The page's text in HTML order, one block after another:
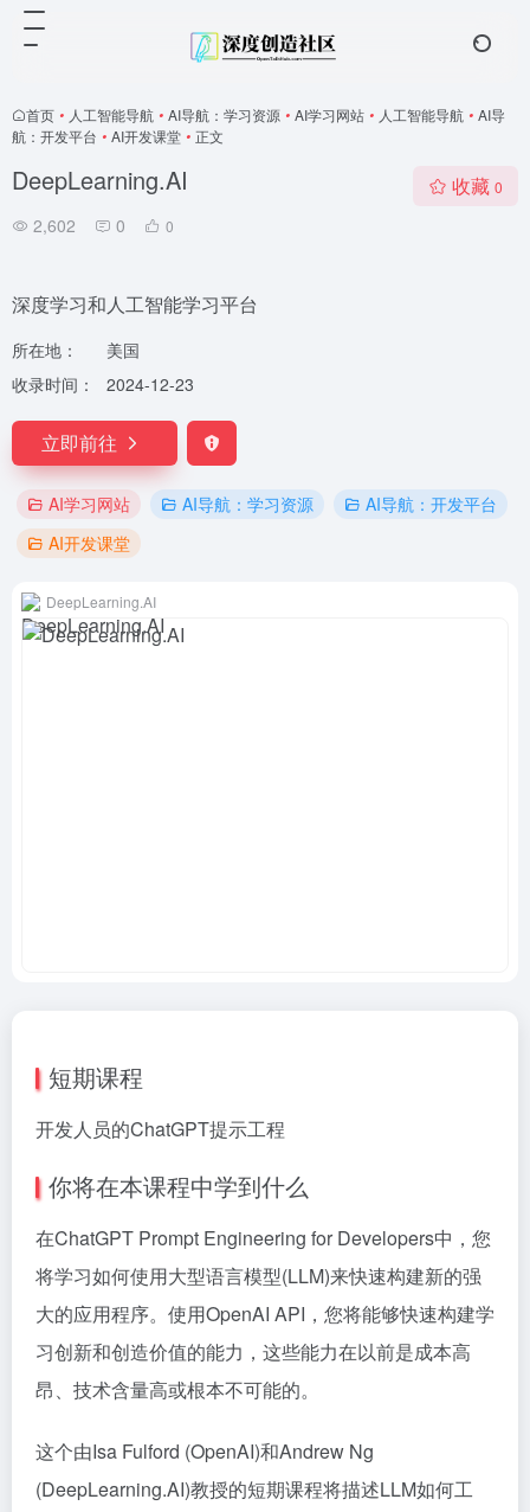
首页 • 人工智能导航 • AI导航：学习资源 • AI学习网站 • 人工智能导航 • AI导
航：开发平台 • AI开发课堂 • 正文
DeepLearning.AI
2,602 0 0
收藏 0
深度学习和人工智能学习平台
所在地：
美国
收录时间：
2024-12-23
立即前往
AI学习网站 AI导航：学习资源
AI导航：开发平台
AI开发课堂
DeepLearning.AI
短期课程
开发人员的ChatGPT提示工程
你将在本课程中学到什么
在ChatGPT Prompt Engineering for Developers中，您
将学习如何使用大型语言模型(LLM)来快速构建新的强
大的应用程序。使用OpenAI API，您将能够快速构建学
习创新和创造价值的能力，这些能力在以前是成本高
昂、技术含量高或根本不可能的。
这个由Isa Fulford (OpenAI)和Andrew Ng
(DeepLearning.AI)教授的短期课程将描述LLM如何工